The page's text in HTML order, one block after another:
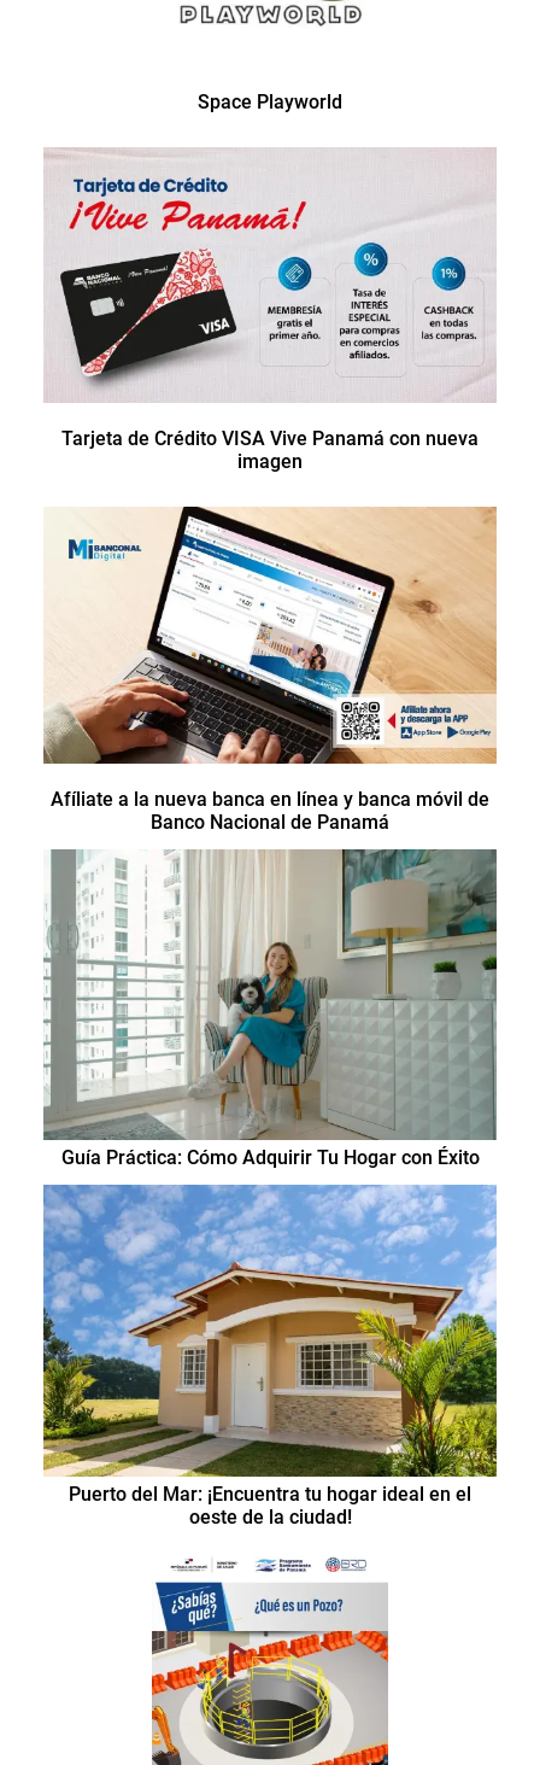
Space Playworld
Tarjeta de Crédito VISA Vive Panamá con nueva
imagen
Afíliate a la nueva banca en línea y banca móvil de
Banco Nacional de Panamá
Guía Práctica: Cómo Adquirir Tu Hogar con Éxito
Puerto del Mar: ¡Encuentra tu hogar ideal en el
oeste de la ciudad!